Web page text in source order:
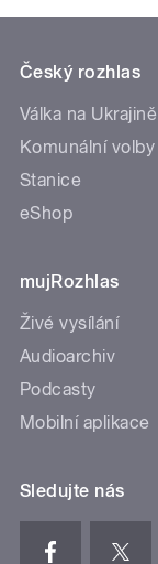
Český rozhlas
Válka na Ukrajině
Komunální volby
Stanice
eShop
mujRozhlas
Živé vysílání
Audioarchiv
Podcasty
Mobilní aplikace
Sledujte nás